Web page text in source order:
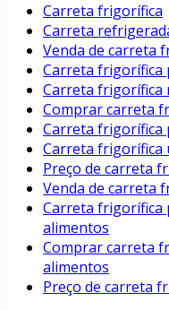
Carreta frigorífica
Carreta
Venda de carreta
Carreta frigorífica
Carreta frigorífica
Comprar carreta
Carreta frigorífica
Carreta frigorífica
Preço de carreta
Venda de carreta
Carreta frigorífica
alimentos
Comprar carreta
alimentos
Preço de carreta